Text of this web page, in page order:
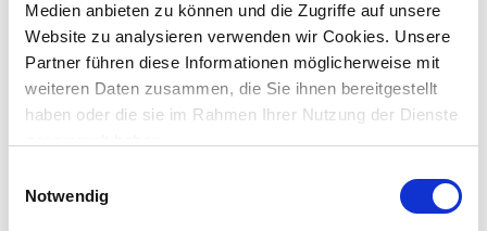
Medien anbieten zu können und die Zugriffe auf unsere
Website zu analysieren verwenden wir Cookies. Unsere
Partner führen diese Informationen möglicherweise mit
weiteren Daten zusammen, die Sie ihnen bereitgestellt
haben oder die sie im Rahmen Ihrer Nutzung der Dienste
Notwendig
3. Hast du deinen Zaun fertig platziert, schlage mit einem
Hammer die Pfähle fest in den Boden ein.